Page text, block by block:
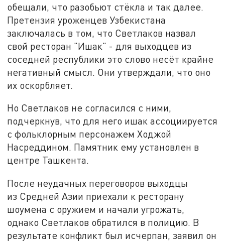
обещали, что разобьют стёкла и так далее.
Претензия уроженцев Узбекистана
заключалась в том, что Светлаков назвал
свой ресторан "Ишак" - для выходцев из
соседней республики это слово несёт крайне
негативный смысл. Они утверждали, что оно
их оскорбляет.
Но Светлаков не согласился с ними,
подчеркнув, что для него ишак ассоциируется
с фольклорным персонажем Ходжой
Насреддином. Памятник ему установлен в
центре Ташкента.
После неудачных переговоров выходцы
из Средней Азии приехали к ресторану
шоумена с оружием и начали угрожать,
однако Светлаков обратился в полицию. В
результате конфликт был исчерпан, заявил он